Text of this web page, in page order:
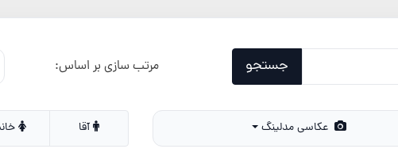
جستجو مرتب سازی بر اساس:
عکاسی مدلینگ آقا خانم